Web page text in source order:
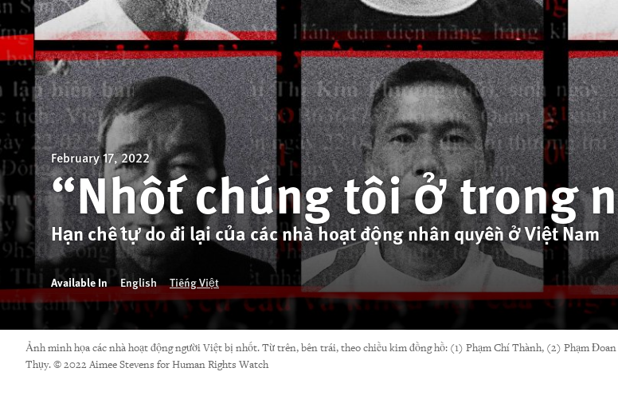
February 17, 2022
“Nhốt chúng tôi ở trong
Hạn chế tự do đi lại của các nhà hoạt động nhân quyền ở Việt Nam
Available In English Tiếng Việt
Ảnh minh họa các nhà hoạt động người Việt bị nhốt. Từ trên, bên trái, theo chiều kim đồng hồ: (1) Phạm Chí Thành, (2) Phạm
Thụy. © 2022 Aimee Stevens for Human Rights Watch